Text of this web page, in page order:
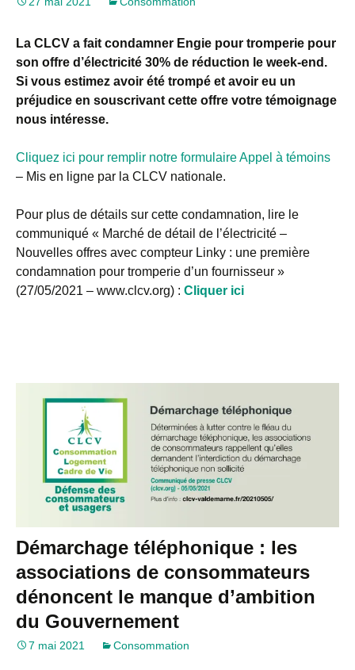
La CLCV a fait condamner Engie pour tromperie pour
son offre d’électricité 30% de réduction le week-end.
Si vous estimez avoir été trompé et avoir eu un
préjudice en souscrivant cette offre votre témoignage
nous intéresse.
Cliquez ici pour remplir notre formulaire Appel à témoins
– Mis en ligne par la CLCV nationale.
Pour plus de détails sur cette condamnation, lire le
communiqué « Marché de détail de l’électricité –
Nouvelles offres avec compteur Linky : une première
condamnation pour tromperie d’un fournisseur »
(27/05/2021 – www.clcv.org) : Cliquer ici
Démarchage téléphonique : les
associations de consommateurs
dénoncent le manque d’ambition
du Gouvernement
7 mai 2021 Consommation